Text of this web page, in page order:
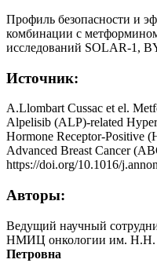
Профиль безопасности и
комбинации с
исследований SOLAR-1,
Источник:
A.Llombart Cussac et el.
Alpelisib (ALP)-related
Hormone Receptor-Positive
Advanced Breast Cancer
https://doi.org/10.1016/
Авторы:
Ведущий научный
НМИЦ онкологии им. Н.Н.
Петровна